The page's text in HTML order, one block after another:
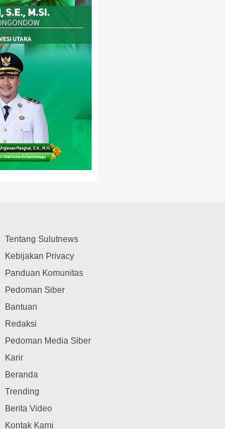
Tentang Sulutnews
Kebijakan Privacy
Panduan Komunitas
Pedoman Siber
Bantuan
Redaksi
Pedoman Media Siber
Karir
Beranda
Trending
Berita Video
Kontak Kami